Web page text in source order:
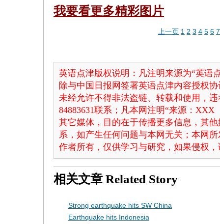
我要看更多精彩图片
上一页 1 2 3 4 5 6 7
英语点津版权说明：凡注明来源为“英语
除与中国日报网签署英语点津内容授权
未经允许不得非法盗链、转载和使用，
84883631联系；凡本网注明“来源：
其它媒体，目的在于传播更多信息，其
系，如产生任何问题与本网无关；本网
作者所有，仅供学习与研究，如果侵权
相关文章 Related Story
Strong earthquake hits SW China
Earthquake hits Indonesia